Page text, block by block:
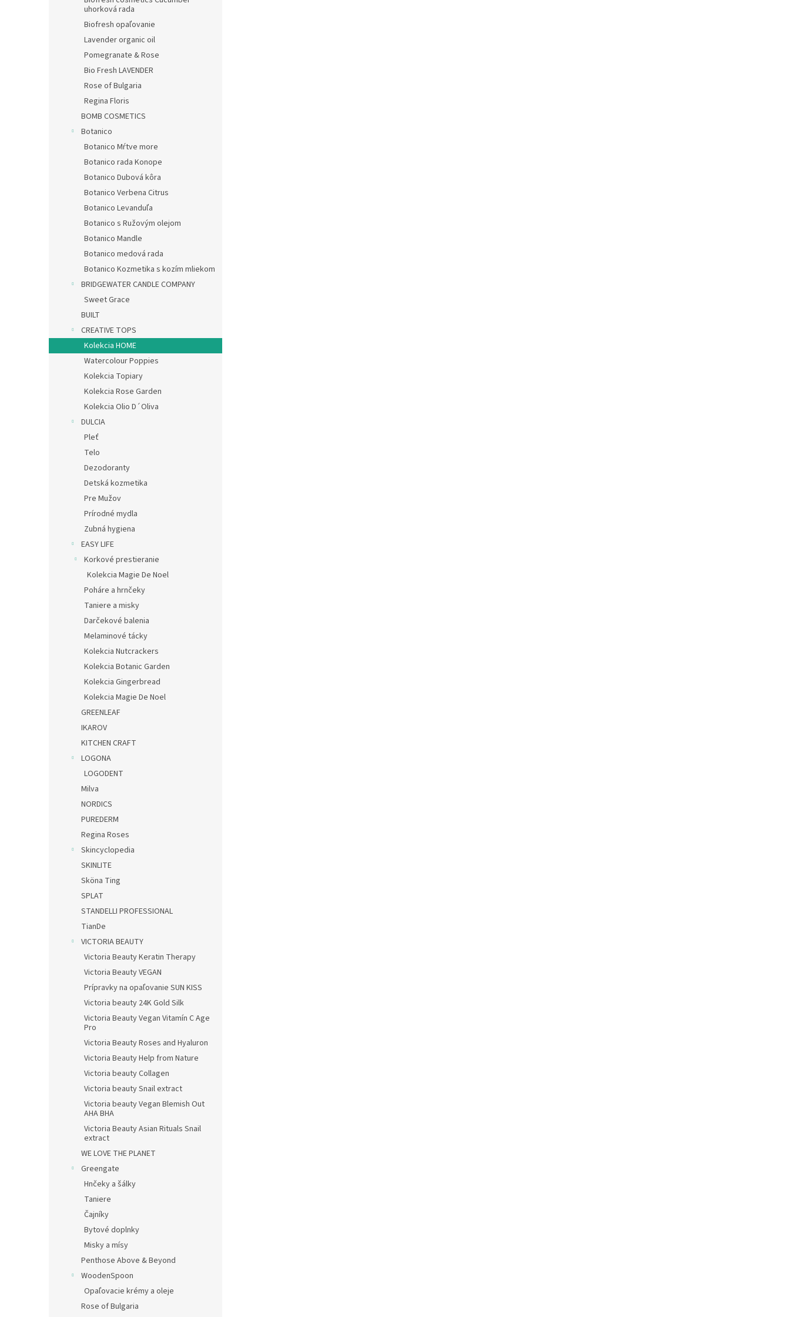
uhorková rada
Biofresh opaľovanie
Lavender organic oil
Pomegranate & Rose
Bio Fresh LAVENDER
Rose of Bulgaria
Regina Floris
BOMB COSMETICS
Botanico
Botanico Mŕtve more
Botanico rada Konope
Botanico Dubová kôra
Botanico Verbena Citrus
Botanico Levanduľa
Botanico s Ružovým olejom
Botanico Mandle
Botanico medová rada
Botanico Kozmetika s kozím mliekom
BRIDGEWATER CANDLE COMPANY
Sweet Grace
BUILT
CREATIVE TOPS
Kolekcia HOME
Watercolour Poppies
Kolekcia Topiary
Kolekcia Rose Garden
Kolekcia Olio D´Oliva
DULCIA
Pleť
Telo
Dezodoranty
Detská kozmetika
Pre Mužov
Prírodné mydla
Zubná hygiena
EASY LIFE
Korkové prestieranie
Kolekcia Magie De Noel
Poháre a hrnčeky
Taniere a misky
Darčekové balenia
Melaminové tácky
Kolekcia Nutcrackers
Kolekcia Botanic Garden
Kolekcia Gingerbread
Kolekcia Magie De Noel
GREENLEAF
IKAROV
KITCHEN CRAFT
LOGONA
LOGODENT
Milva
NORDICS
PUREDERM
Regina Roses
Skincyclopedia
SKINLITE
Sköna Ting
SPLAT
STANDELLI PROFESSIONAL
TianDe
VICTORIA BEAUTY
Victoria Beauty Keratin Therapy
Victoria Beauty VEGAN
Prípravky na opaľovanie SUN KISS
Victoria beauty 24K Gold Silk
Victoria Beauty Vegan Vitamín C Age
Pro
Victoria Beauty Roses and Hyaluron
Victoria Beauty Help from Nature
Victoria beauty Collagen
Victoria beauty Snail extract
Victoria beauty Vegan Blemish Out
AHA BHA
Victoria Beauty Asian Rituals Snail
extract
WE LOVE THE PLANET
Greengate
Hnčeky a šálky
Taniere
Čajníky
Bytové doplnky
Misky a mísy
Penthose Above & Beyond
WoodenSpoon
Opaľovacie krémy a oleje
Rose of Bulgaria